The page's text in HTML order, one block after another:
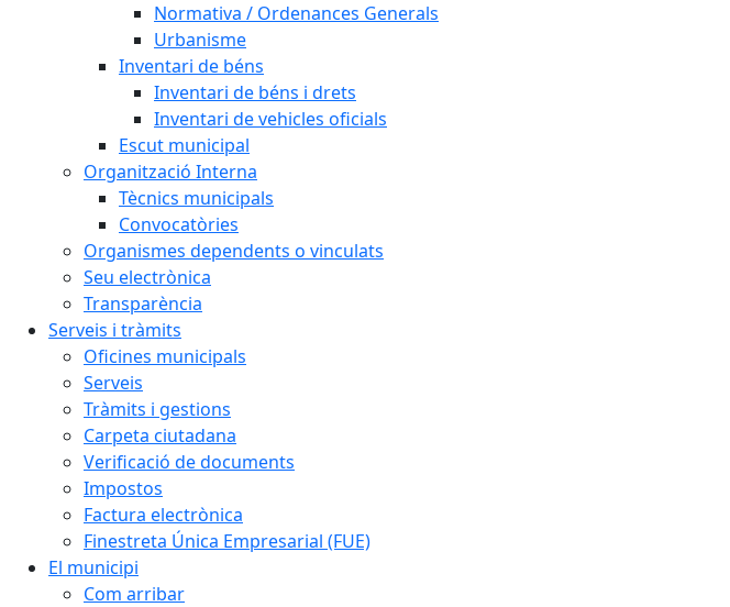
Normativa / Ordenances Generals
Urbanisme
Inventari de béns
Inventari de béns i drets
Inventari de vehicles oficials
Escut municipal
Organització Interna
Tècnics municipals
Convocatòries
Organismes dependents o vinculats
Seu electrònica
Transparència
Serveis i tràmits
Oficines municipals
Serveis
Tràmits i gestions
Carpeta ciutadana
Verificació de documents
Impostos
Factura electrònica
Finestreta Única Empresarial (FUE)
El municipi
Com arribar